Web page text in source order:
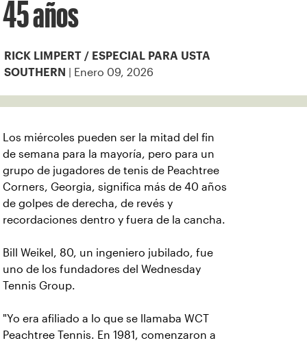
45 años
RICK LIMPERT / ESPECIAL PARA USTA
SOUTHERN | Enero 09, 2026
Los miércoles pueden ser la mitad del fin
de semana para la mayoría, pero para un
grupo de jugadores de tenis de Peachtree
Corners, Georgia, significa más de 40 años
de golpes de derecha, de revés y
recordaciones dentro y fuera de la cancha.
Bill Weikel, 80, un ingeniero jubilado, fue
uno de los fundadores del Wednesday
Tennis Group.
"Yo era afiliado a lo que se llamaba WCT
Peachtree Tennis. En 1981, comenzaron a